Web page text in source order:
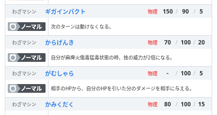
わざマシン ギガインパクト 物理 150 / 90 / 5
次のターンは動けなくなる。
わざマシン からげんき 物理 70 / 100 / 20
自分が麻痺火傷毒猛毒状態の時、技の威力が2倍になる。
わざマシン がむしゃら 物理 - / 100 / 5
相手のHPから、自分のHPを引いた分のダメージを相手に与える。
わざマシン かみくだく 物理 80 / 100 / 15